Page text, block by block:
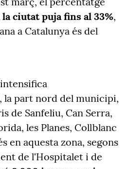
ciutat puja fins al 33%,
a Catalunya és del
la part nord del municipi,
de Sanfeliu, Can Serra,
les Planes, Collblanc
en aquesta zona, segons
de l'Hospitalet i de